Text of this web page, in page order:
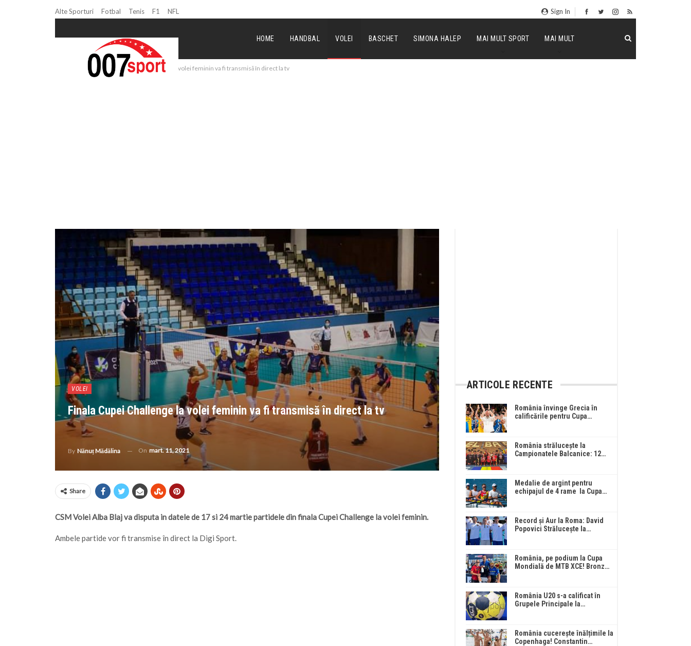
Alte Sporturi Fotbal Tenis F1 NFL Sign In
HOME HANDBAL VOLEI BASCHET SIMONA HALEP MAI MULT SPORT MAI MULT
Volei Finala Cupei Challenge la volei feminin va fi transmisă în direct la tv
VOLEI
Finala Cupei Challenge la volei feminin va fi transmisă în direct la tv
By Nănuț Mădălina On mart. 11, 2021
Share
CSM Volei Alba Blaj va disputa in datele de 17 si 24 martie partidele din finala Cupei Challenge la volei feminin.
Ambele partide vor fi transmise în direct la Digi Sport.
ARTICOLE RECENTE
România învinge Grecia în
calificările pentru Cupa…
România strălucește la
Campionatele Balcanice: 12…
Medalie de argint pentru
echipajul de 4 rame la Cupa…
Record și Aur la Roma: David
Popovici Strălucește la…
România, pe podium la Cupa
Mondială de MTB XCE! Bronz…
România U20 s-a calificat în
Grupele Principale la…
România cucerește înălțimile la
Copenhaga! Constantin…